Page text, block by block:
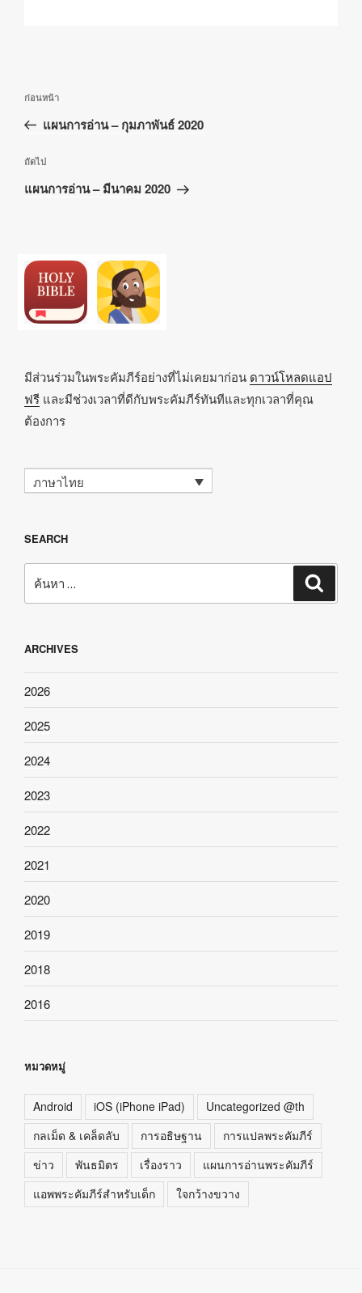
เมนู
นำทาง
เรื่อง
ก่อน
ก่อนหน้า
แผนการอ่าน – กุมภาพันธ์ 2020
เรื่อง
ถัด
ถัดไป
แผนการอ่าน – มีนาคม 2020
มีส่วนร่วมในพระคัมภีร์อย่างที่ไม่เคยมาก่อน ดาวน์โหลดแอป
ฟรี และมีช่วงเวลาที่ดีกับพระคัมภีร์ทันทีและทุกเวลาที่คุณ
ต้องการ
ภาษาไทย
SEARCH
ARCHIVES
2026
2025
2024
2023
2022
2021
2020
2019
2018
2016
หมวดหมู่
Android iOS (iPhone iPad)
Uncategorized @th
กลเม็ด & เคล็ดลับ
การอธิษฐาน
การแปลพระคัมภีร์
ข่าว
พันธมิตร เรื่องราว
แผนการอ่านพระคัมภีร์
แอพพระคัมภีร์สำหรับเด็ก
ใจกว้างขวาง